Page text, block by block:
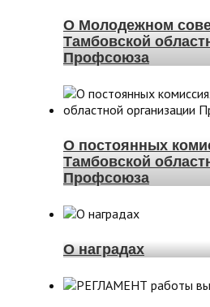
О Молодежном
Тамбовской
Профсоюза
О постоянных
Тамбовской
Профсоюза
О наградах